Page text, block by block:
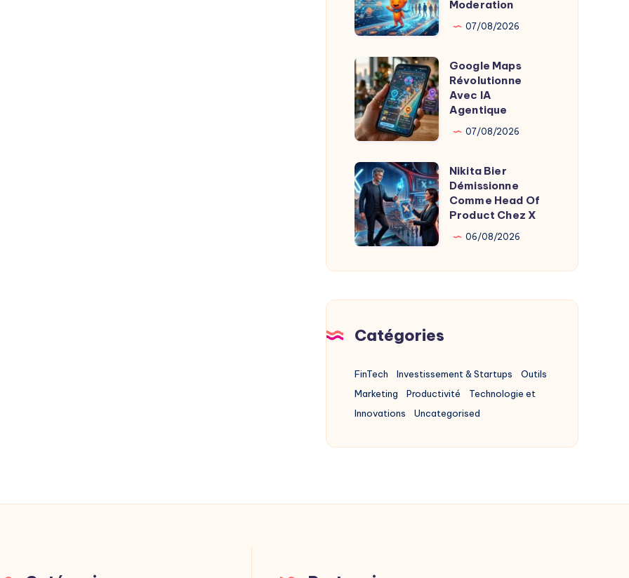
Sommeil
Karma
Avec
l’IA
Moderation
Moderation
07/08/2026
Google
Maps
Révolutionne
Avec
IA
Agentique
Google Maps
Révolutionne
Avec IA
Agentique
07/08/2026
Nikita
Bier
Démissionne
Comme
Head
Of
X
Nikita Bier
Démissionne
Comme Head Of
Product Chez X
06/08/2026
Catégories
FinTech Investissement & Startups
Outils
Marketing
Productivité
Technologie et
Innovations
Uncategorised